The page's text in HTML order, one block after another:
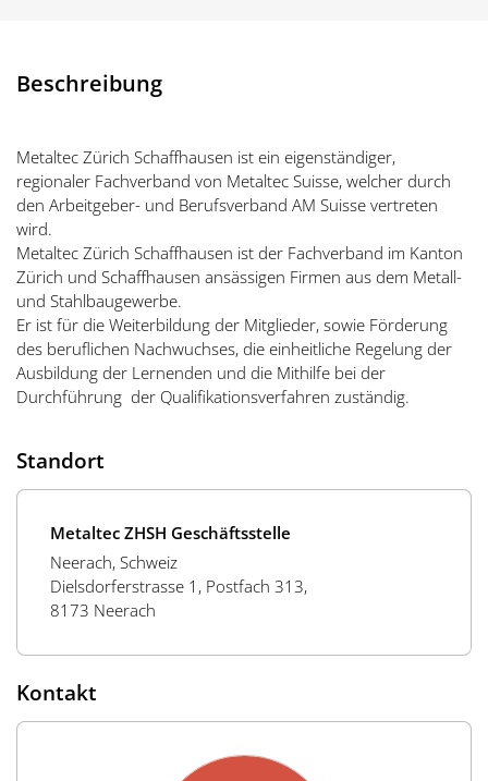
Beschreibung
Metaltec Zürich Schaffhausen ist ein eigenständiger,
regionaler Fachverband von Metaltec Suisse, welcher durch
den Arbeitgeber- und Berufsverband AM Suisse vertreten
wird.
Metaltec Zürich Schaffhausen ist der Fachverband im Kanton
Zürich und Schaffhausen ansässigen Firmen aus dem Metall-
und Stahlbaugewerbe.
Er ist für die Weiterbildung der Mitglieder, sowie Förderung
des beruflichen Nachwuchses, die einheitliche Regelung der
Ausbildung der Lernenden und die Mithilfe bei der
Durchführung der Qualifikationsverfahren zuständig.
Standort
Metaltec ZHSH Geschäftsstelle
Neerach, Schweiz
Dielsdorferstrasse 1, Postfach 313,
8173 Neerach
Kontakt